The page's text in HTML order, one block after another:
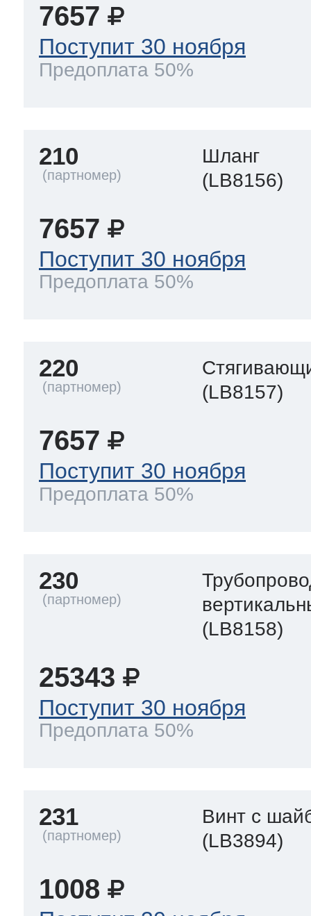
7657
Поступит 30 ноября
Предоплата 50%
210
Шланг
(LB8156)
7657
Поступит 30 ноября
Предоплата 50%
220
(LB8157)
7657
Поступит 30 ноября
Предоплата 50%
230
(LB8158)
25343
Поступит 30 ноября
Предоплата 50%
231
Винт с
(LB3894)
1008